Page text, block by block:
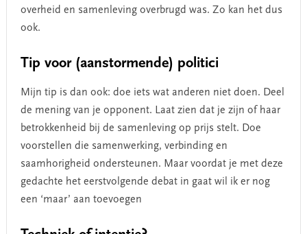
overheid en samenleving overbrugd was. Zo kan het dus
ook.
Tip voor (aanstormende) politici
Mijn tip is dan ook: doe iets wat anderen niet doen. Deel
de mening van je opponent. Laat zien dat je zijn of haar
betrokkenheid bij de samenleving op prijs stelt. Doe
voorstellen die samenwerking, verbinding en
saamhorigheid ondersteunen. Maar voordat je met deze
gedachte het eerstvolgende debat in gaat wil ik er nog
een ‘maar’ aan toevoegen